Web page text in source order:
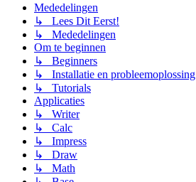
Mededelingen
↳ Lees Dit Eerst!
↳ Mededelingen
Om te beginnen
↳ Beginners
↳ Installatie en probleemoplossing
↳ Tutorials
Applicaties
↳ Writer
↳ Calc
↳ Impress
↳ Draw
↳ Math